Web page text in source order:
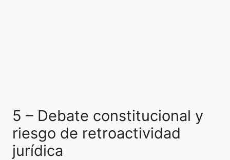
5 – Debate constitucional y
riesgo de retroactividad
jurídica